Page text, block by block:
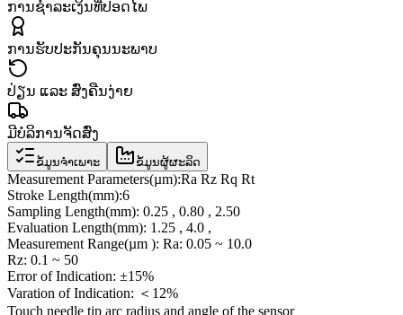
ການຊຳລະເງິນທີ່ປອດໄພ
ການຮັບປະກັນຄຸນນະພາບ
ປ່ຽນ ແລະ ສົ່ງຄືນງ່າຍ
ມີບໍລິການຈັດສົ່ງ
ຂໍ້ມູນຈຳເພາະ ຂໍ້ມູນຜູ້ຜະລິດ
Measurement Parameters(µm):Ra Rz Rq Rt
Stroke Length(mm):6
Sampling Length(mm): 0.25 , 0.80 , 2.50
Evaluation Length(mm): 1.25 , 4.0 ,
Measurement Range(µm ): Ra: 0.05 ~ 10.0
Rz: 0.1 ~ 50
Error of Indication: ±15%
Varation of Indication: ＜12%
Touch needle tip arc radius and angle of the sensor